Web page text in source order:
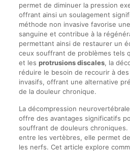
permet de diminuer la pression
offrant ainsi un soulagement
méthode non invasive favorise une
sanguine et contribue à la
permettant ainsi de restaurer un
ceux souffrant de problèmes tels
et les protrusions discales, la
réduire le besoin de recourir à
invasifs, offrant une alternative
de la douleur chronique.
La décompression
offre des avantages significatifs
souffrant de douleurs chroniques.
entre les vertèbres, elle permet
les nerfs. Cet article explore